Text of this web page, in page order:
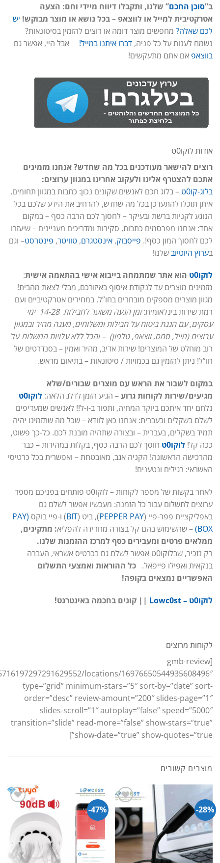
ב”סוכן החכם” שלנו, ותקבלו דיווח מיידי וחם: הצעה
אטרקטיבית למייל או לווצאפ – בכל נושא או מוצר מבוקש! יש
לכם שאלה? מחפשים מוצר דומה או רוצים להזמין בסיטונאות?
נשמח לענות על כל פניה, דברו איתנו במייל! אבל היי, אפשר גם
בווצאפאם אתם מתעקשים!
אודות לוקו0ט
רוצים להישאר מעודכנים בכל מה שחדש? אנחנו מזמינים
אתכם להצטרף אלינו ולעקוב אחרינו במגוון ערוצים:
בלוג-קו0ט
– בלוג חכם לאנשים שקונים נכון: כתבות במגוון תחומים,
איתן תוכלו להתעדכן בכל מה שחדש, להרחיב את הידע שלכם בכל
הנוגע לקניות ברשת ובעיקר – לחסוך לכם הרבה כסף – במקום
אחד: אנחנו מפרסמים כתבות, סקירות ומדריכים מעניינים – שיעזרו
לכם לחסוך המון כסף!. פייסבוק, אינסטגרם, טוויטר, פינטרסט– וגם
בערוץ היוטיובשלנו!
לוקו0ט הוא אתר שמתמחה בייבוא אישי בהתאמה אישית:
מזמינים מוצרים עד לנקודת איסוף באיזורכם, מבלי לצאת מהבית!
מגוון מוצרים מספקים מובחרים בחו”ל, במחירים אטרקטיביים ועם
רמת שירות בינלאומית:
זמן הגעה משוער לחבילות 14-28 ימי
עסקים, עם הגנת ביטוח על חבילות ומשלוחים, מענה מהיר ובמגוון
ערוצים (מייל, סמס, ווצאפ, טלפון) – והכל ללא עלויות המשלוח על
רוב מוחלט של המוצרים! שירות אדיב, מהיר ואמין – בסנדרטים של
חו”ל! ניתן להזמין גם בכמויות / סיטונאות – בתיאום מראש.
במקום לשבור את הראש עם מוצרים שבורים/שלא
מגיעים/שירות לקוחות גרוע– הגיע הזמן לדלג הלאה: לוקו0ט
נלחם יחד איתכם ביוקר המחיה, ותפור ב-ו-ל!! לאנשים שמעדיפים
לשלם בשקלים ובעברית: אנחנו כאן לוודא – שכל מה שתזמינו יהיה
תמיד בשקלים, בעברית – ובצורה שתהיה מובנת לכם. כל-כך פשוט,
ככה קל! לוקו0ט
חוסך לכם הרבה כסף, בקלות במהירות – כבר
מהרכישה הראשונה! הקניה אגב, מאובטחת – ואפשרית בכל כרטיסי
האשראי: רגילים ונטענים!
לאחר בקשות של מספר לקוחות – לוקו0ט פותחים בפניכם מספר
ערוצים לתשלום עבור כל הזמנה: מעכשיו אפשר לשלם גם
באפליקציית פפר-פיי (PEPPER PAY), ביט (BIT) ו-פיי בוקס (PAY
BOX) – שהשימוש בהם קל בצורה מחרידה להפליא: מתקינים,
ממלאים פרטים ומעבירים כסף למרכז ההזמנות שלנו.
רק נזכיר, שבלוקו0ט אפשר לשלם גם בכרטיס אשראי, העברה
בנקאית ואפילו פייפאל. כל ההוראות ואמצעי התשלום
האפשריים נמצאים בקופה!
לוקו0ט – Lowc0st || קונים בחכמה באינטרנט!
לקוחות מרוצים
[gmb-review
locations/16976650544935608496″
type=”grid” minimum-stars=”5″ sort-by=”date” sort-
order=”desc” review-amount=”200″ slides-page=”1″
slides-scroll=”1″ autoplay=”false” speed=”5000″
transition=”slide” read-more=”false” show-stars=”true”
show-date=”true” show-quotes=”true”]
מוצרים קשורים
28%-
47%-